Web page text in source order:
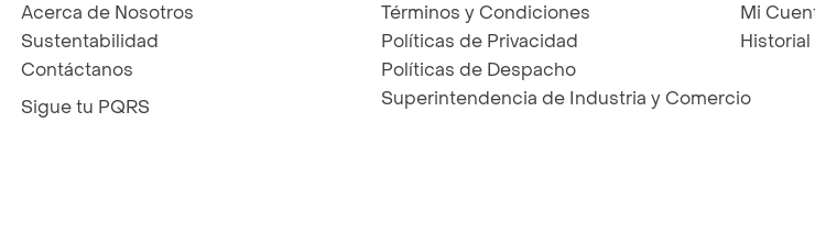
Acerca de Nosotros
Sustentabilidad
Contáctanos
Sigue tu PQRS
Términos y Condiciones
Políticas de Privacidad
Políticas de Despacho
Superintendencia de Industria y Comercio
Mi